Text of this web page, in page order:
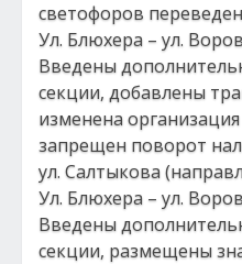
светофоров
Ул. Блюхера – ул.
Введены
секции, добавлены
изменена
запрещен поворот
ул. Салтыкова
Ул. Блюхера – ул.
Введены
секции, размещены